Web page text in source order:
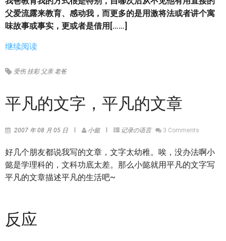
父爱流露来教育、感动我，而更多的是用激将法或者讲个寓
味故事或事实，更或者是借用[……]
继续阅读
受伤 挂彩 父亲 老爸
平凡的文字，平凡的文章
2007 年 08 月 05 日 小懿 记录の语言 3 Comments
好几个朋友都说我写的文章，文字太幼稚。唉，没办法啊小
懿是学理科的，文科功底太差。那么小懿就用平凡的文字写
平凡的文章描述平凡的生活吧~
反应